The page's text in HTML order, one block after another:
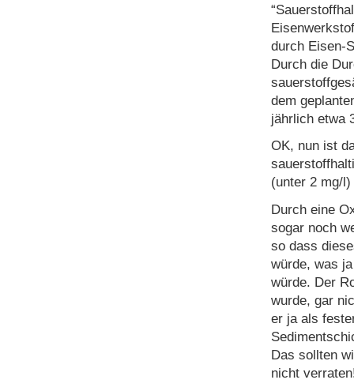
durch Eisen-
Durch die
dem
jährlich etwa
OK, nun ist
(unter 2 mg/l)
Durch eine
sogar noch
so dass
würde, was
würde. Der
wurde, gar
er ja als
Das sollten
nicht